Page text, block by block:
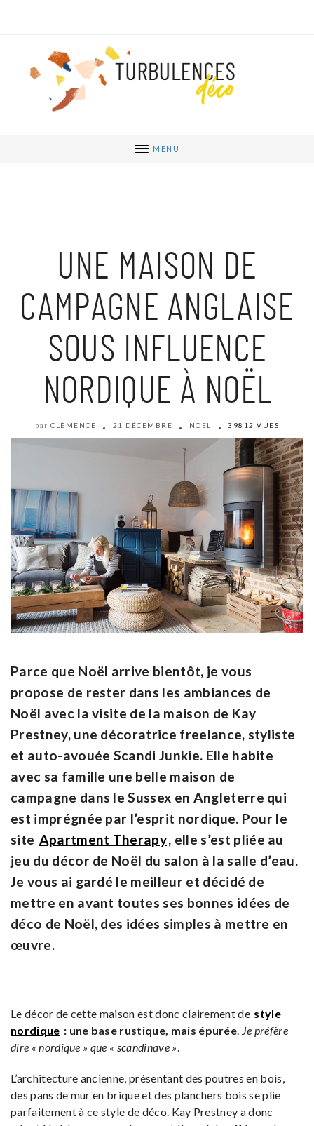
MENU
UNE MAISON DE
CAMPAGNE ANGLAISE
SOUS INFLUENCE
NORDIQUE À NOËL
par CLÉMENCE 21 DÉCEMBRE NOËL 39812 VUES
Parce que Noël arrive bientôt, je vous
propose de rester dans les ambiances de
Noël avec la visite de la maison de Kay
Prestney, une décoratrice freelance, styliste
et auto-avouée Scandi Junkie. Elle habite
avec sa famille une belle maison de
campagne dans le Sussex en Angleterre qui
est imprégnée par l’esprit nordique. Pour le
site Apartment Therapy, elle s’est pliée au
jeu du décor de Noël du salon à la salle d’eau.
Je vous ai gardé le meilleur et décidé de
mettre en avant toutes ses bonnes idées de
déco de Noël, des idées simples à mettre en
œuvre.
Le décor de cette maison est donc clairement de style
nordique : une base rustique, mais épurée. Je préfère
dire « nordique » que « scandinave ».
L’architecture ancienne, présentant des poutres en bois,
des pans de mur en brique et des planchers bois se plie
parfaitement à ce style de déco. Kay Prestney a donc